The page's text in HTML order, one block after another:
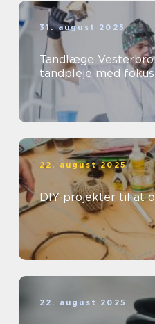
31. august 2025
Tandlæge
tandpleje med
22. august 2025
DIY-projekter til at
22. august 2025